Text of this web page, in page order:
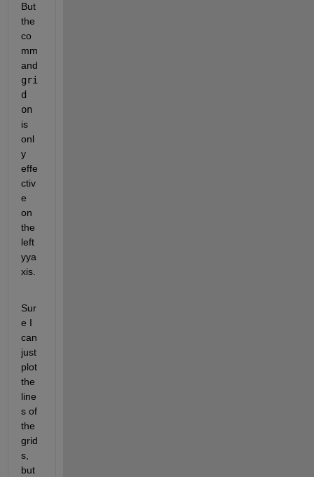
But
the
co
mm
gri
d
on
is
onl
y
effe
ctiv
e
on
the
left
yya
xis.
Sur
e I
can
just
plot
the
line
s of
the
grid
s,
but